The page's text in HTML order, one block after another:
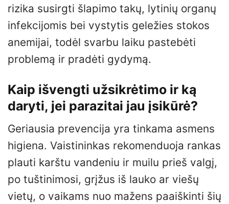
rizika susirgti šlapimo takų, lytinių organų
infekcijomis bei vystytis geležies stokos
anemijai, todėl svarbu laiku pastebėti
problemą ir pradėti gydymą.
Kaip išvengti užsikrėtimo ir ką
daryti, jei parazitai jau įsikūrė?
Geriausia prevencija yra tinkama asmens
higiena. Vaistininkas rekomenduoja rankas
plauti karštu vandeniu ir muilu prieš valgį,
po tuštinimosi, grįžus iš lauko ar viešų
vietų, o vaikams nuo mažens paaiškinti šių